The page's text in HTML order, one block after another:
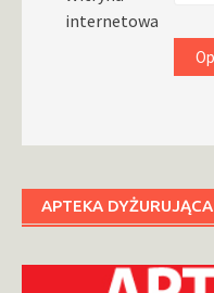
internetowa
APTEKA DYŻURUJĄCA